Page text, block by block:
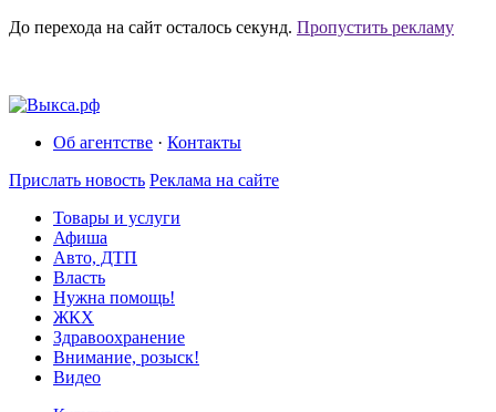
До перехода на сайт осталось секунд. Пропустить рекламу
Об агентстве · Контакты
Прислать новость Реклама на сайте
Товары и услуги
Афиша
Авто, ДТП
Власть
Нужна помощь!
ЖКХ
Здравоохранение
Внимание, розыск!
Видео